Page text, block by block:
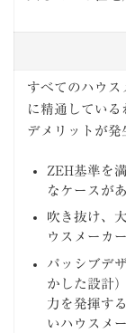
すべてのハウ
に精通してい
デメリットが発
ZEH基準を
なケースが
吹き抜け、
ウスメーカ
パッシブデ
かした設計
力を発揮す
いハウスメ